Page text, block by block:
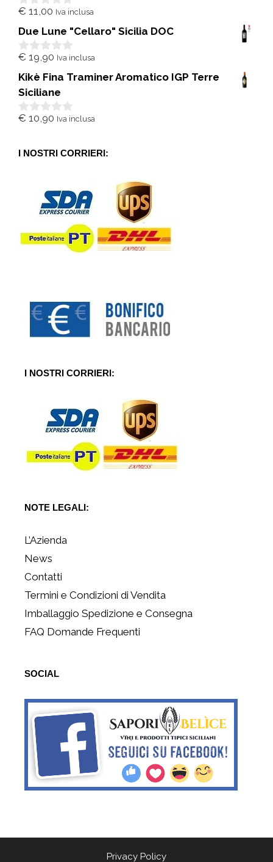
0
u
5
€ 11,00 Iva inclusa
Due Lune "Cellaro" Sicilia DOC
0
u
5
€ 19,90 Iva inclusa
Kikè Fina Traminer Aromatico IGP Terre
Siciliane
0
5
€ 10,90 Iva inclusa
I NOSTRI CORRIERI:
I NOSTRI CORRIERI:
NOTE LEGALI:
L’Azienda
News
Contatti
Termini e Condizioni di Vendita
Imballaggio Spedizione e Consegna
FAQ Domande Frequenti
SOCIAL
Privacy Policy